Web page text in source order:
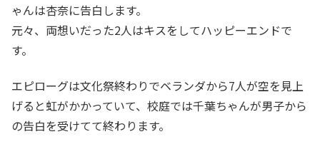
ゃんは杏奈に告白します。
元々、両想いだった2人はキスをしてハッピーエンドで
す。
エピローグは文化祭終わりでベランダから7人が空を見上
げると虹がかかっていて、校庭では千葉ちゃんが男子から
の告白を受けてて終わります。